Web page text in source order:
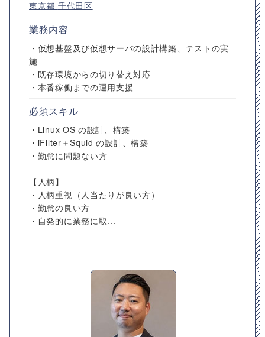
東京都 千代田区
業務内容
・仮想基盤及び仮想サーバの設計構築、テストの実
施
・既存環境からの切り替え対応
・本番稼働までの運用支援
必須スキル
・Linux OS の設計、構築
・iFilter＋Squid の設計、構築
・勤怠に問題ない方
【人柄】
・人柄重視（人当たりが良い方）
・勤怠の良い方
・自発的に業務に取...